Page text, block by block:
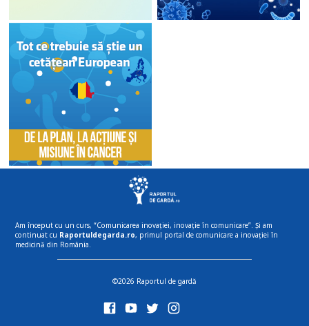
Am început cu un curs, “Comunicarea inovației, inovație în comunicare”. Și am
continuat cu Raportuldegarda.ro, primul portal de comunicare a inovației în
medicină din România.
©2026 Raportul de gardă